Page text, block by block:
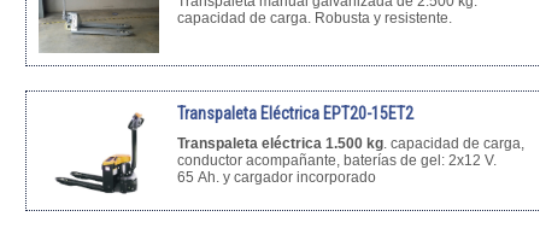
capacidad de carga. Robusta y resistente.
Transpaleta Eléctrica EPT20-15ET2
Transpaleta eléctrica 1.500 kg. capacidad de carga,
conductor acompañante, baterías de gel: 2x12 V.
65 Ah. y cargador incorporado